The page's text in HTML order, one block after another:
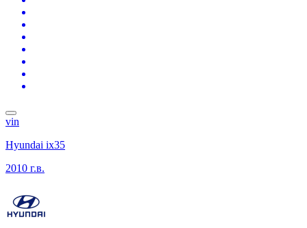
vin
Hyundai ix35
2010 г.в.